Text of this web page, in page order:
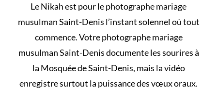
LeNikahest pour le photographe mariage
musulman Saint-Denis l’instant solennel où tout
commence. Votre photographe mariage
musulman Saint-Denis documente les sourires à
la Mosquée de Saint-Denis, mais la vidéo
enregistre surtout la puissance des vœux oraux.